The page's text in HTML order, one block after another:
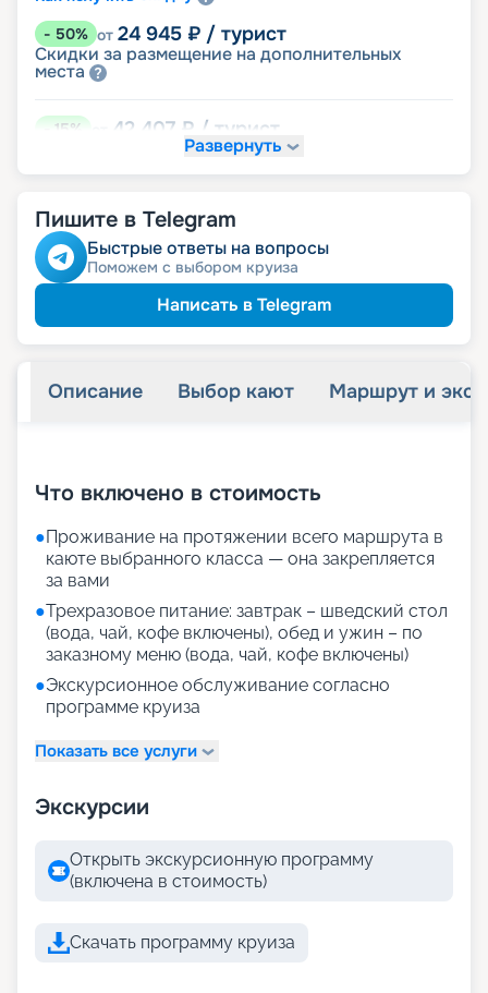
- 50% от 24 945 ₽ / турист
Скидки за размещение на дополнительных
места
15% 42 407 ₽ / турист
44 901
Скидкаименинникам
Скидкамолодожёнам
Скидка на юбилей свадьбы, кратный 5-ти
годам
Развернуть
Пишите в Telegram
Быстрые ответы на вопросы
Поможем с выбором круиза
Написать в Telegram
Описание Выбор кают Маршрут и
Что включено в стоимость
●Проживание на протяжении всего маршрута в
каюте выбранного класса — она закрепляется
за вами
●Трехразовое питание: завтрак – шведский стол
(вода, чай, кофе включены), обед и ужин – по
заказному меню (вода, чай, кофе включены)
●Экскурсионное обслуживание согласно
программе круиза
Показать все услуги
Экскурсии
Открыть экскурсионную программу
(включена в стоимость)
Скачать программу круиза